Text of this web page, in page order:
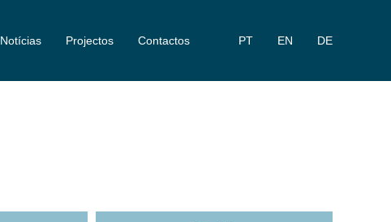
Notícias Projectos Contactos PT EN DE